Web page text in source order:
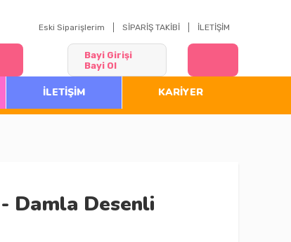
Eski Siparişlerim SİPARİŞ TAKİBİ İLETİŞİM
Bayi Girişi
Bayi Ol
İLETİŞİM KARİYER
Damla Desenli